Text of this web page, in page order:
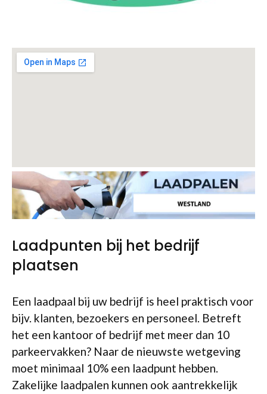
Laadpunten bij het bedrijf
plaatsen
Een laadpaal bij uw bedrijf is heel praktisch voor
bijv. klanten, bezoekers en personeel. Betreft
het een kantoor of bedrijf met meer dan 10
parkeervakken? Naar de nieuwste wetgeving
moet minimaal 10% een laadpunt hebben.
Zakelijke laadpalen kunnen ook aantrekkelijk